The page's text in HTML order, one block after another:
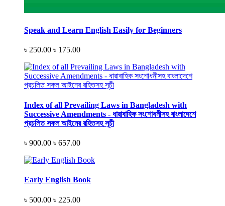
Speak and Learn English Easily for Beginners
৳ 250.00 ৳ 175.00
Index of all Prevailing Laws in Bangladesh with
Successive Amendments - ধারাবাহিক সংশোধনীসহ বাংলাদেশে
প্রচলিত সকল আইনের রহিতসহ সূচী
৳ 900.00 ৳ 657.00
Early English Book
৳ 500.00 ৳ 225.00